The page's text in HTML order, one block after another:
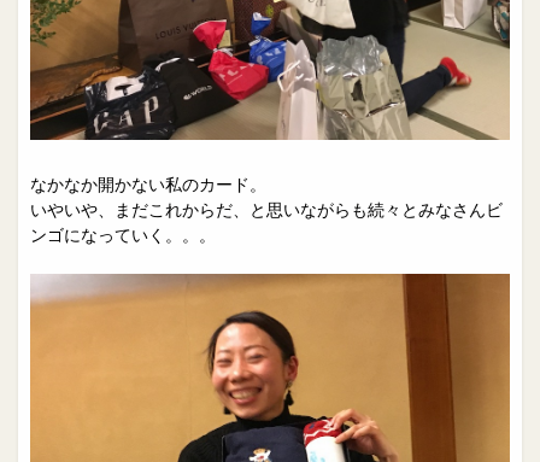
なかなか開かない私のカード。
いやいや、まだこれからだ、と思いながらも続々とみなさんビ
ンゴになっていく。。。